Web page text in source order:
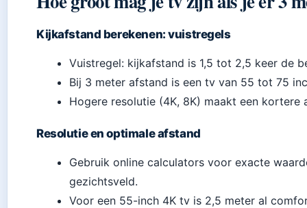
Kijkafstand berekenen: vuistregels
Vuistregel: kijkafstand is 1,5 tot 2,5 keer de
Bij 3 meter afstand is een tv van 55 tot 75
Hogere resolutie (4K, 8K) maakt een kortere
Resolutie en optimale afstand
Gebruik online calculators voor exacte
gezichtsveld.
Voor een 55-inch 4K tv is 2,5 meter al